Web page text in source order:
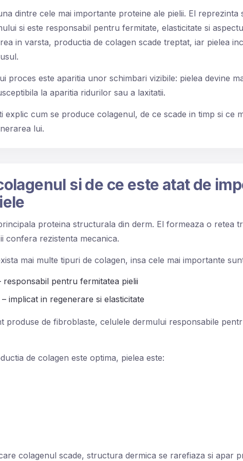
dintre cele mai importante proteine ale pielii. El reprezinta
si este responsabil pentru fermitate, elasticitate si
in varsta, productia de colagen scade treptat, iar pielea
proces este aparitia unor schimbari vizibile: pielea devine
la aparitia ridurilor sau a laxitatii.
explic cum se produce colagenul, de ce scade in timp si ce
lui.
si de ce este atat de
proteina structurala din derm. El formeaza o retea
confera rezistenta mecanica.
mai multe tipuri de colagen, insa cele mai importante
responsabil pentru fermitatea pielii
implicat in regenerare si elasticitate
produse de fibroblaste, celulele dermului responsabile
de colagen este optima, pielea este:
colagenul scade, structura dermica se rarefiaza si apar